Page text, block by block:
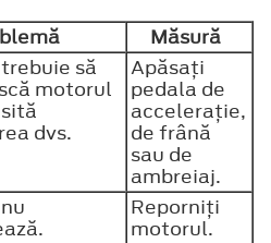
Măsură
să
motorul
dvs.
Apăsaţi
pedala de
acceleraţie,
de frână
sau de
ambreiaj.
Reporniţi
motorul.